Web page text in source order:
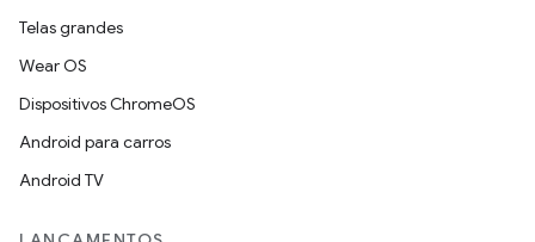
Telas grandes
Wear OS
Dispositivos ChromeOS
Android para carros
Android TV